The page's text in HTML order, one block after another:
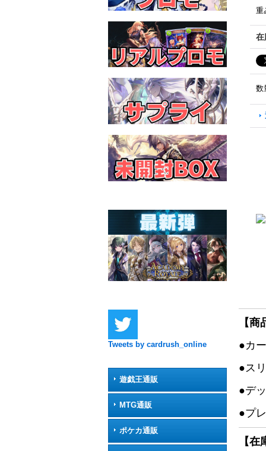
Tweets by cardrush_online
遊戯王通販
MTG通販
ポケカ通販
重
在
数
【
●カ
●ス
●デ
●プ
【